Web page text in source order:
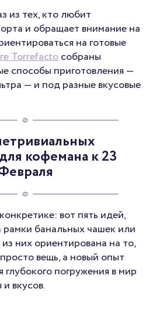
из тех, кто любит
и обращает внимание на
на готовые
Torrefactoсобраны
способы приготовления —
— и под разные вкусовые
кофемана к 23
вот пять идей,
рамки банальных чашек или
них ориентирована на то,
вещь, а новый опыт
погружения в мир
вкусов.